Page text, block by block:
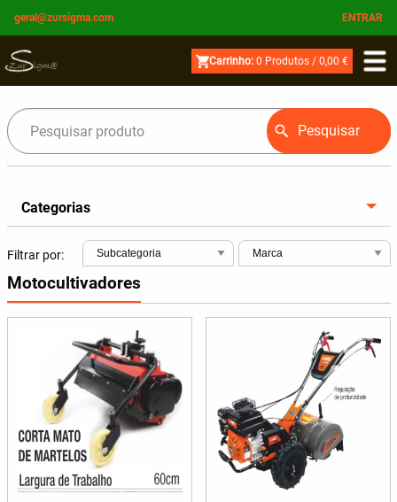
geral@zursigma.com ENTRAR
Carrinho: 0 Produtos / 0,00 €
Pesquisar
Categorias
Filtrar por:
Motocultivadores